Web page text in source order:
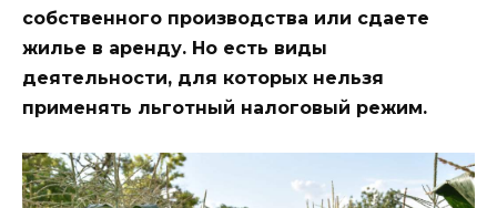
собственного производства или сдаете
жилье в аренду. Но есть виды
деятельности, для которых нельзя
применять льготный налоговый режим.